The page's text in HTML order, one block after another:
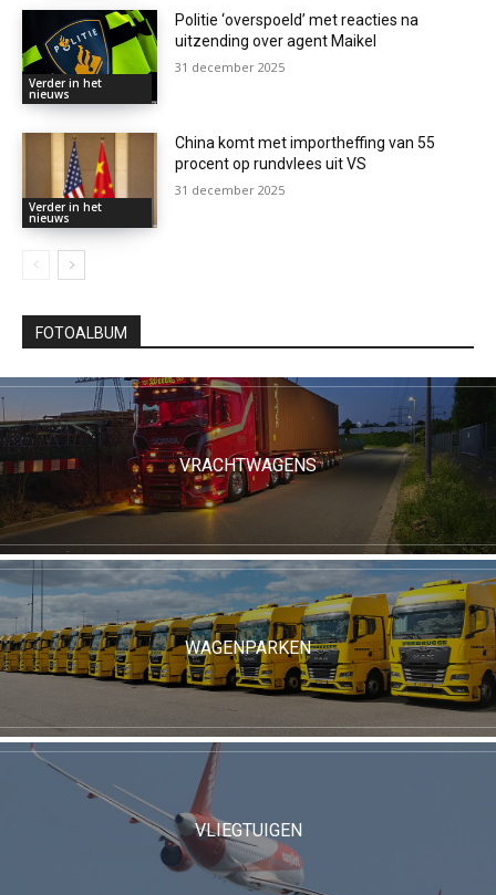
Verder in het
nieuws
Politie ‘overspoeld’ met reacties na
uitzending over agent Maikel
31 december 2025
Verder in het
nieuws
China komt met importheffing van 55
procent op rundvlees uit VS
31 december 2025
FOTOALBUM
VRACHTWAGENS
WAGENPARKEN
VLIEGTUIGEN